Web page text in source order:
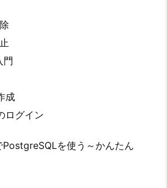
門
成
ログイン
を使う～かんたん